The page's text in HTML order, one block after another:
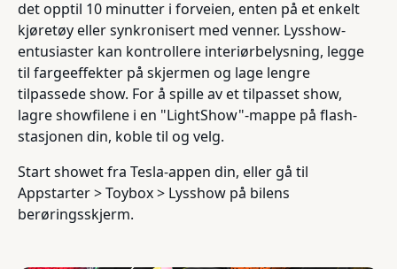
det opptil 10 minutter i forveien, enten på et enkelt
kjøretøy eller synkronisert med venner. Lysshow-
entusiaster kan kontrollere interiørbelysning, legge
til fargeeffekter på skjermen og lage lengre
tilpassede show. For å spille av et tilpasset show,
lagre showfilene i en "LightShow"-mappe på flash-
stasjonen din, koble til og velg.
Start showet fra Tesla-appen din, eller gå til
Appstarter > Toybox > Lysshow på bilens
berøringsskjerm.